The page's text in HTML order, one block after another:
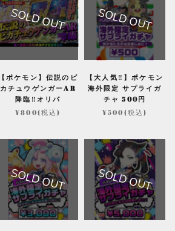
SOLD OUT
【ポケモン】伝説のピ
カチュウゲンガーAR
降臨‼オリパ
¥800(税込)
SOLD OUT
【大人気‼】ポケモン
海外限定 サプライガ
チャ 500円
¥500(税込)
SOLD OUT SOLD OUT